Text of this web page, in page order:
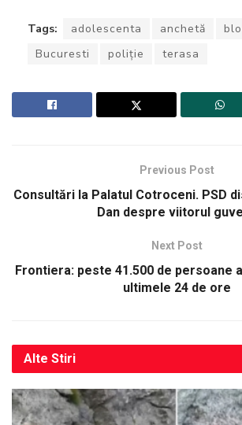
Tags: adolescenta anchetă
Bucuresti
poliție terasa
Previous Post
Consultări la Palatul Cotroceni. PSD
Dan despre viitorul
Next Post
Frontiera: peste 41.500 de persoane
ultimele 24 de ore
Alte Stiri